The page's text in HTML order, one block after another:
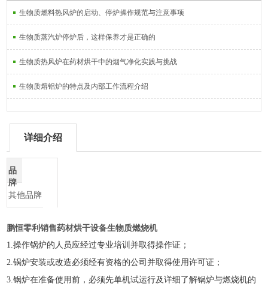
生物质燃料热风炉的启动、停炉操作规范与注意事项
生物质蒸汽炉停炉后，这样保养才是正确的
生物质热风炉在药材烘干中的烟气净化实践与挑战
生物质熔铝炉的特点及内部工作流程介绍
详细介绍
品
牌
其他品牌
鹏恒零利销售药材烘干设备生物质燃烧机
1.操作锅炉的人员应经过专业培训并取得操作证；
2.锅炉安装或改造必须经有资格的公司并取得使用许可证；
3.锅炉在准备使用前，必须先单机试运行及详细了解锅炉与燃烧机的